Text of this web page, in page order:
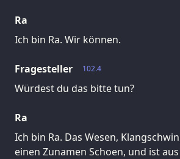
Ra
Ich bin Ra. Wir können.
102.4
Fragesteller
Würdest du das bitte tun?
Ra
Ich bin Ra. Das Wesen,
einen Zunamen Schoen, und ist